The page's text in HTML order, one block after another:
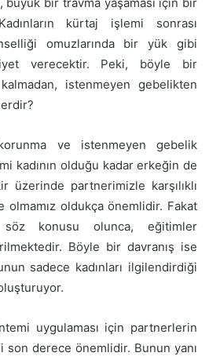
kürtaj işlemi sonrası
omuzlarında bir yük gibi
verecektir. Peki, böyle bir
istenmeyen gebelikten
ve istenmeyen gebelik
kadının olduğu kadar erkeğin de
üzerinde partnerimizle karşılıklı
olmamız oldukça önemlidir. Fakat
söz konusu olunca, eğitimler
Böyle bir davranış ise
sadece kadınları ilgilendirdiği
uygulaması için partnerlerin
derece önemlidir. Bunun yanı